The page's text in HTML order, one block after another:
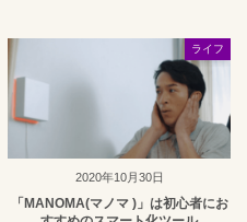
2020年10月30日
ライフ
「MANOMA(マノマ )」は初心者にお